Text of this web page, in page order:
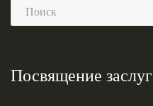
Посвящение заслуг